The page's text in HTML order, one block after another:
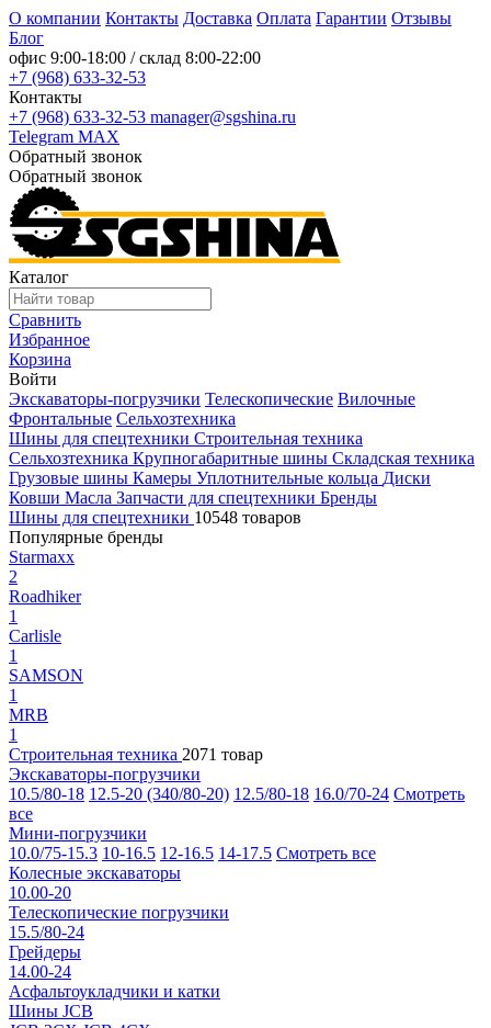
О компании Контакты Доставка Оплата Гарантии Отзывы
Блог
офис 9:00-18:00 / склад 8:00-22:00
+7 (968) 633-32-53
Контакты
+7 (968) 633-32-53 manager@sgshina.ru
Telegram MAX
Обратный звонок
Обратный звонок
Каталог
Сравнить
Избранное
Корзина
Войти
Экскаваторы-погрузчики Телескопические Вилочные
Фронтальные Сельхозтехника
Шины для спецтехники Строительная техника
Сельхозтехника Крупногабаритные шины Складская техника
Грузовые шины Камеры Уплотнительные кольца Диски
Ковши Масла Запчасти для спецтехники Бренды
Шины для спецтехники 10548 товаров
Популярные бренды
Starmaxx
2
Roadhiker
1
Carlisle
1
SAMSON
1
MRB
1
Строительная техника 2071 товар
Экскаваторы-погрузчики
10.5/80-18 12.5-20 (340/80-20) 12.5/80-18 16.0/70-24 Смотреть
все
Мини-погрузчики
10.0/75-15.3 10-16.5 12-16.5 14-17.5 Смотреть все
Колесные экскаваторы
10.00-20
Телескопические погрузчики
15.5/80-24
Грейдеры
14.00-24
Асфальтоукладчики и катки
Шины JCB